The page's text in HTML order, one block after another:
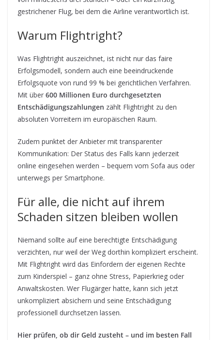
gestrichener Flug, bei dem die Airline verantwortlich ist.
Warum Flightright?
Was Flightright auszeichnet, ist nicht nur das faire
Erfolgsmodell, sondern auch eine beeindruckende
Erfolgsquote von rund 99 % bei gerichtlichen Verfahren.
Mit über 600 Millionen Euro durchgesetzten
Entschädigungszahlungen zählt Flightright zu den
absoluten Vorreitern im europäischen Raum.
Zudem punktet der Anbieter mit transparenter
Kommunikation: Der Status des Falls kann jederzeit
online eingesehen werden – bequem vom Sofa aus oder
unterwegs per Smartphone.
Für alle, die nicht auf ihrem
Schaden sitzen bleiben wollen
Niemand sollte auf eine berechtigte Entschädigung
verzichten, nur weil der Weg dorthin kompliziert erscheint.
Mit Flightright wird das Einfordern der eigenen Rechte
zum Kinderspiel – ganz ohne Stress, Papierkrieg oder
Anwaltskosten. Wer Flugärger hatte, kann sich jetzt
unkompliziert absichern und seine Entschädigung
professionell durchsetzen lassen.
Hier prüfen, ob dir Geld zusteht – und im besten Fall